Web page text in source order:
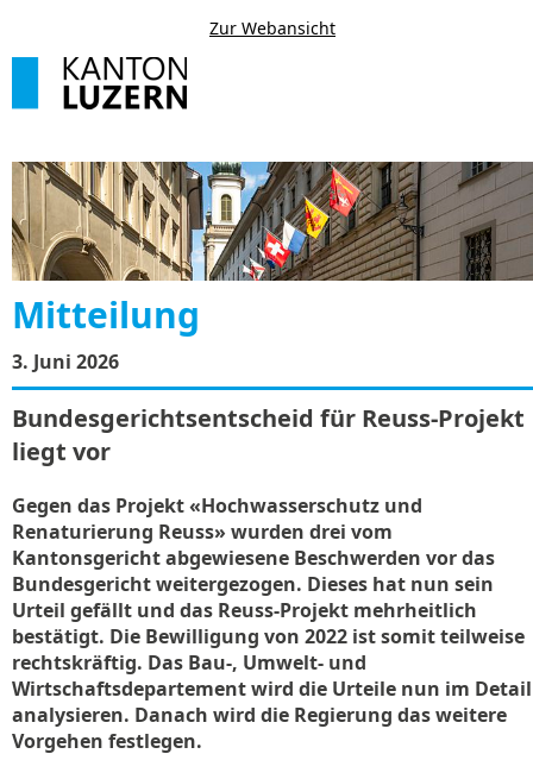
Zur Webansicht
Mitteilung
3. Juni 2026
Bundesgerichtsentscheid für Reuss-Projekt
liegt vor
Gegen das Projekt «Hochwasserschutz und
Renaturierung Reuss» wurden drei vom
Kantonsgericht abgewiesene Beschwerden vor das
Bundesgericht weitergezogen. Dieses hat nun sein
Urteil gefällt und das Reuss-Projekt mehrheitlich
bestätigt. Die Bewilligung von 2022 ist somit teilweise
rechtskräftig. Das Bau-, Umwelt- und
Wirtschaftsdepartement wird die Urteile nun im Detail
analysieren. Danach wird die Regierung das weitere
Vorgehen festlegen.